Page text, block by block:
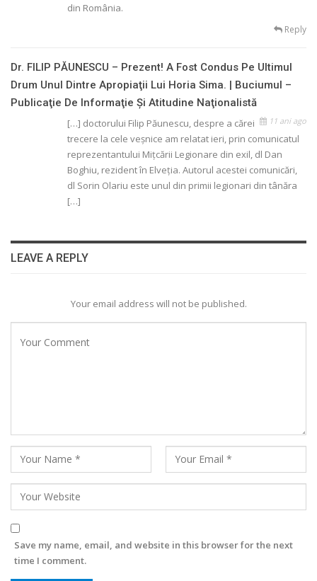
din România.
Reply
Dr. FILIP PĂUNESCU – Prezent! A Fost Condus Pe Ultimul
Drum Unul Dintre Apropiaţii Lui Horia Sima. | Buciumul –
Publicaţie De Informaţie Şi Atitudine Naţionalistă
11 ani ago
[…] doctorului Filip Păunescu, despre a cărei
trecere la cele veşnice am relatat ieri, prin comunicatul
reprezentantului Miţcării Legionare din exil, dl Dan
Boghiu, rezident în Elveţia. Autorul acestei comunicări,
dl Sorin Olariu este unul din primii legionari din tânăra
[…]
LEAVE A REPLY
Your email address will not be published.
Save my name, email, and website in this browser for the next
time I comment.